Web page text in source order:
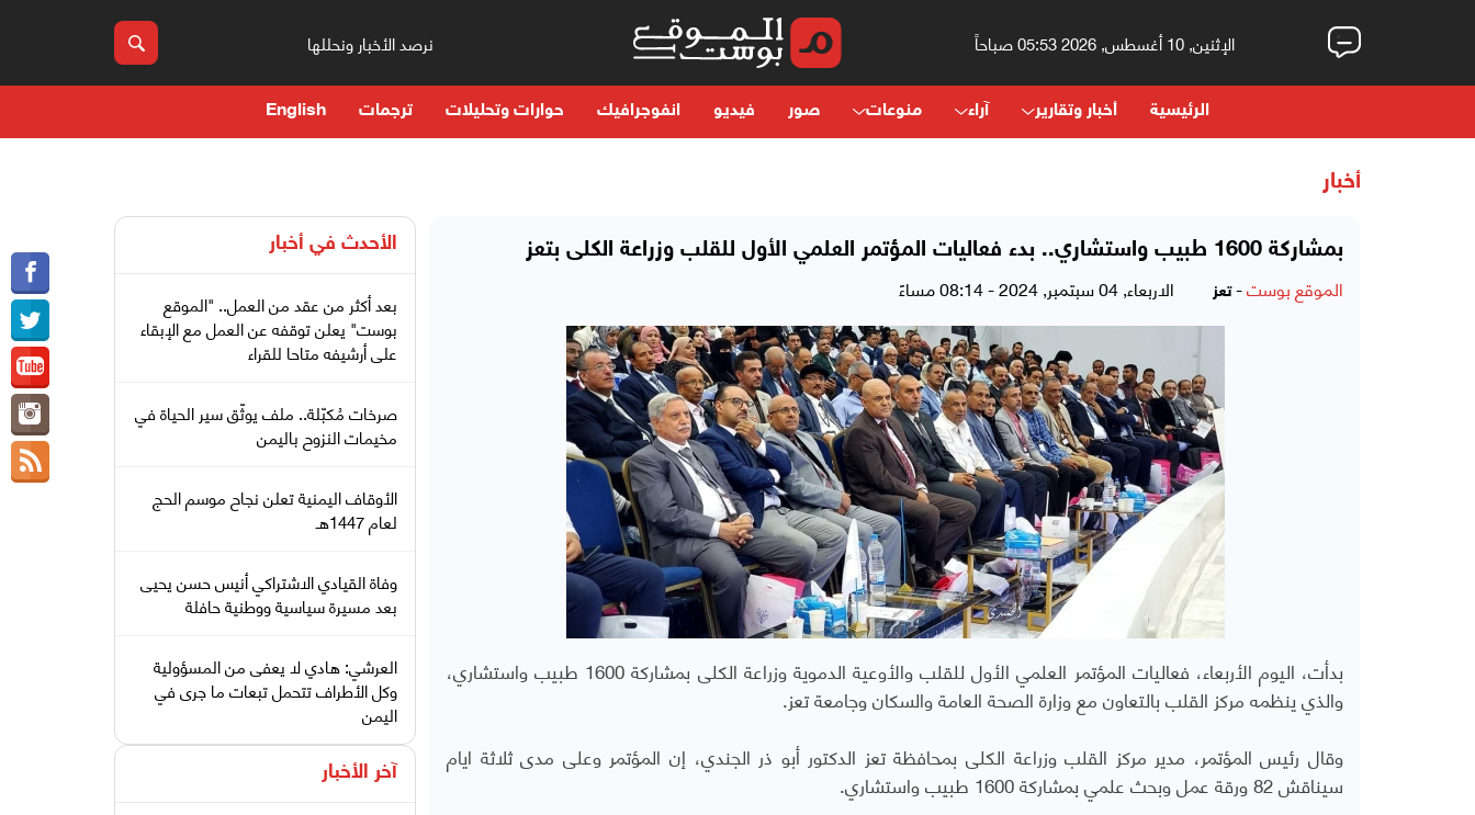
الإثنين, 10 أغسطس, 2026 05:53 صباحاً نرصد الأخبار ونحللها
الرئيسية أخبار وتقارير آراء منوعات صور فيديو انفوجرافيك حوارات وتحليلات ترجمات English
أخبار
بمشاركة 1600 طبيب واستشاري.. بدء فعاليات المؤتمر العلمي الأول للقلب وزراعة الكلى بتعز
الموقع بوست-تعز الاربعاء, 04 سبتمبر, 2024 - 08:14 مساءً
بدأت، اليوم الأربعاء، فعاليات المؤتمر العلمي الأول للقلب والأوعية الدموية وزراعة الكلى بمشاركة 1600 طبيب واستشاري،
والذي ينظمه مركز القلب بالتعاون مع وزارة الصحة العامة والسكان وجامعة تعز.
وقال رئيس المؤتمر، مدير مركز القلب وزراعة الكلى بمحافظة تعز الدكتور أبو ذر الجندي، إن المؤتمر وعلى مدى ثلاثة ايام
سيناقش 82 ورقة عمل وبحث علمي بمشاركة 1600 طبيب واستشاري.
الأحدث في أخبار
بعد أكثر من عقد من العمل.. "الموقع
بوست" يعلن توقفه عن العمل مع الإبقاء
على أرشيفه متاحا للقراء
صرخات مُكبّلة.. ملف يوثّق سير الحياة في
مخيمات النزوح باليمن
الأوقاف اليمنية تعلن نجاح موسم الحج
لعام 1447هـ
وفاة القيادي الاشتراكي أنيس حسن يحيى
بعد مسيرة سياسية ووطنية حافلة
العرشي: هادي لا يعفى من المسؤولية
وكل الأطراف تتحمل تبعات ما جرى في
اليمن
آخر الأخبار